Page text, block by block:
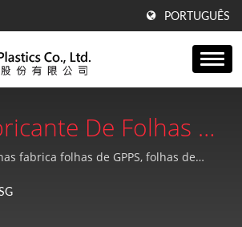
PORTUGUÊS
De Folhas De
De Acrílico E
PE Desde 1990 |
fabrica folhas de GPPS, folhas de
e perfeito.